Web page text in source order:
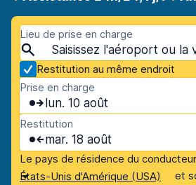
Lieu de prise en charge
Restitution au même endroit
Prise en charge
lun. 10 août
Restitution
mar. 18 août
Le pays de résidence du
États-Unis d'Amérique (USA)
et